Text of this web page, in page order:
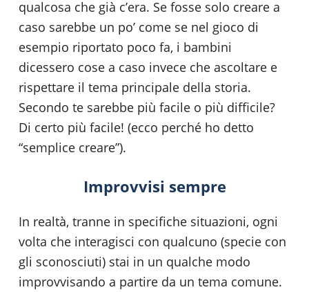
qualcosa che già c’era. Se fosse solo creare a
caso sarebbe un po’ come se nel gioco di
esempio riportato poco fa, i bambini
dicessero cose a caso invece che ascoltare e
rispettare il tema principale della storia.
Secondo te sarebbe più facile o più difficile?
Di certo più facile! (ecco perché ho detto
“semplice creare”).
Improvvisi sempre
In realtà, tranne in specifiche situazioni, ogni
volta che interagisci con qualcuno (specie con
gli sconosciuti) stai in un qualche modo
improvvisando a partire da un tema comune.